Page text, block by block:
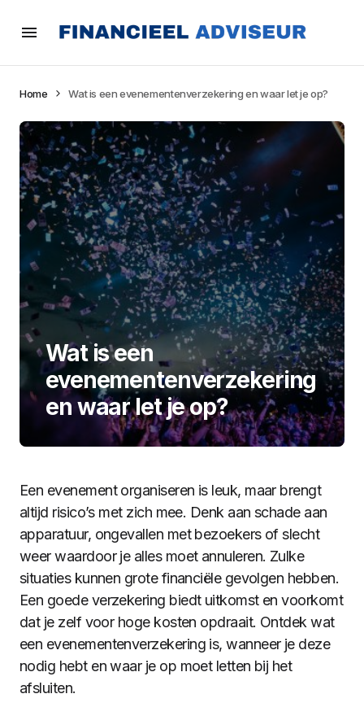
Home Wat is een evenementenverzekering en waar let je op?
Wat is een
evenementenverzekering
en waar let je op?
Een evenement organiseren is leuk, maar brengt
altijd risico’s met zich mee. Denk aan schade aan
apparatuur, ongevallen met bezoekers of slecht
weer waardoor je alles moet annuleren. Zulke
situaties kunnen grote financiële gevolgen hebben.
Een goede verzekering biedt uitkomst en voorkomt
dat je zelf voor hoge kosten opdraait. Ontdek wat
een evenementenverzekering is, wanneer je deze
nodig hebt en waar je op moet letten bij het
afsluiten.